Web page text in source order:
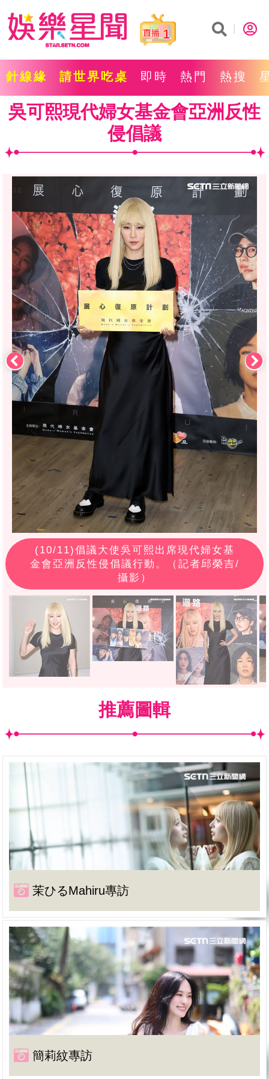
1
針線緣 請世界吃桌 即時 熱門 熱搜
吳可熙現代婦女基金會亞洲反性
侵倡議
(10/11)倡議大使吳可熙出席現代婦女基
金會亞洲反性侵倡議行動。（記者邱榮吉/
攝影）
推薦圖輯
茉ひるMahiru專訪
簡莉紋專訪